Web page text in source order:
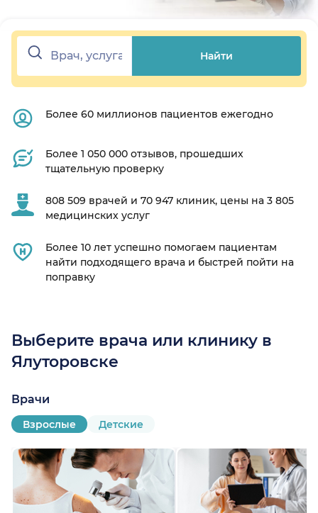
Найти
Более 60 миллионов пациентов ежегодно
Более 1 050 000 отзывов, прошедших
тщательную проверку
808 509 врачей и 70 947 клиник, цены на 3 805
медицинских услуг
Более 10 лет успешно помогаем пациентам
найти подходящего врача и быстрей пойти на
поправку
Выберите врача или клинику в
Ялуторовске
Врачи
Взрослые Детские